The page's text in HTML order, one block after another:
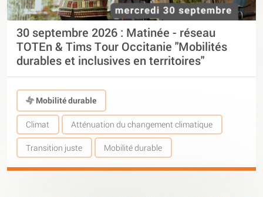
30 septembre 2026 : Matinée - réseau
TOTEn & Tims Tour Occitanie "Mobilités
durables et inclusives en territoires"
Mobilité durable
Climat Atténuation du changement climatique
Transition juste Mobilité durable